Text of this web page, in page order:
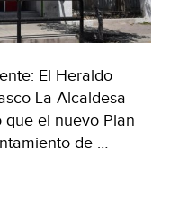
El Heraldo
La Alcaldesa
que el nuevo Plan
de …